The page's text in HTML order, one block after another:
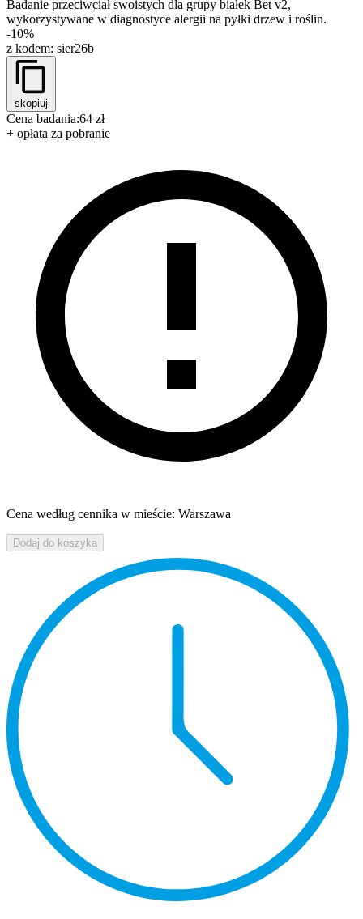
Badanie przeciwciał swoistych dla grupy białek Bet v2,
wykorzystywane w diagnostyce alergii na pyłki drzew i roślin.
-10%
z kodem: sier26b
skopiuj
Cena badania:64 zł
+ opłata za pobranie
Cena według cennika w mieście: Warszawa
Dodaj do koszyka